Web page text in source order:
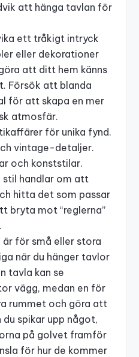
att hänga tavlan för
ett tråkigt intryck
eller dekorationer
att ditt hem känns
Försök att blanda
för att skapa en mer
atmosfär.
för unika fynd.
vintage-detaljer.
och konststilar.
stil handlar om att
hitta det som passar
bryta mot “reglerna”
för små eller stora
när du hänger tavlor
tavla kan se
vägg, medan en för
rummet och göra att
spikar upp något,
på golvet framför
för hur de kommer